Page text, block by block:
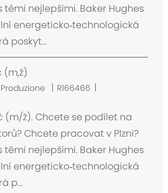
těmi nejlepšími. Baker Hughes
energeticko‑technologická
poskyt...
(m,ž)
Produzione
R166466
(m/ž). Chcete se podílet na
Chcete pracovat v Plzni?
těmi nejlepšími. Baker Hughes
energeticko‑technologická
p...